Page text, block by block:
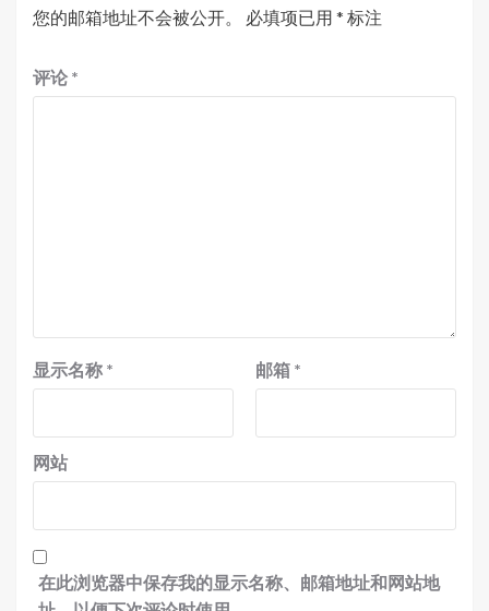
您的邮箱地址不会被公开。 必填项已用 * 标注
评论 *
显示名称 * 邮箱 *
网站
在此浏览器中保存我的显示名称、邮箱地址和网站地